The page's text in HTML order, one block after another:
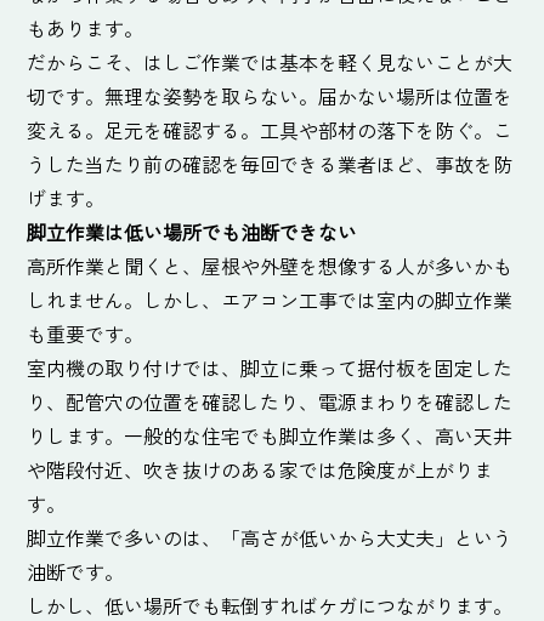
もあります。
だからこそ、はしご作業では基本を軽く見ないことが大
切です。無理な姿勢を取らない。届かない場所は位置を
変える。足元を確認する。工具や部材の落下を防ぐ。こ
うした当たり前の確認を毎回できる業者ほど、事故を防
げます。
脚立作業は低い場所でも油断できない
高所作業と聞くと、屋根や外壁を想像する人が多いかも
しれません。しかし、エアコン工事では室内の脚立作業
も重要です。
室内機の取り付けでは、脚立に乗って据付板を固定した
り、配管穴の位置を確認したり、電源まわりを確認した
りします。一般的な住宅でも脚立作業は多く、高い天井
や階段付近、吹き抜けのある家では危険度が上がりま
す。
脚立作業で多いのは、「高さが低いから大丈夫」という
油断です。
しかし、低い場所でも転倒すればケガにつながります。